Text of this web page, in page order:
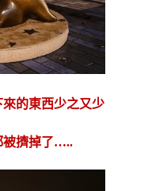
的東西少之又少
被擠掉了…..